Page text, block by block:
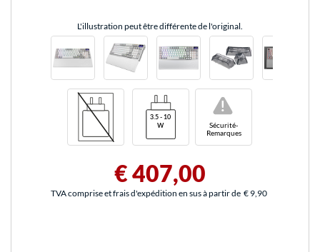
L'illustration peut être différente de l'original.
Sécurité-
Remarques
!
€ 407,00
TVA comprise et frais d'expédition en sus à partir de € 9,90